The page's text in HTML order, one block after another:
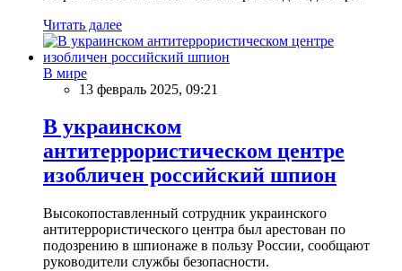
Читать далее
В мире
13 февраль 2025, 09:21
В украинском
антитеррористическом центре
изобличен российский шпион
Высокопоставленный сотрудник украинского
антитеррористического центра был арестован по
подозрению в шпионаже в пользу России, сообщают
руководители службы безопасности.